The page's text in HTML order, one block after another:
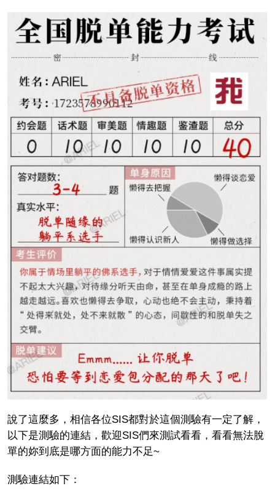
說了這麼多，相信各位SIS都對於這個測驗有一定了解，
以下是測驗的連結，歡迎SIS們來測試看看，看看無法脫
單的妳到底是哪方面的能力不足~
測驗連結如下：